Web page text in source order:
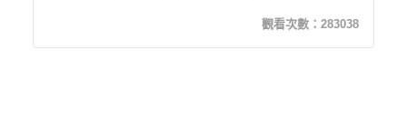
到了「攻其不背」，從此開啟了他學英文的自信
心，也讓他在高二就考到多益760！
觀看次數： 283038